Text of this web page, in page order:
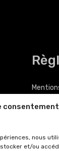
nous
et/ouvente